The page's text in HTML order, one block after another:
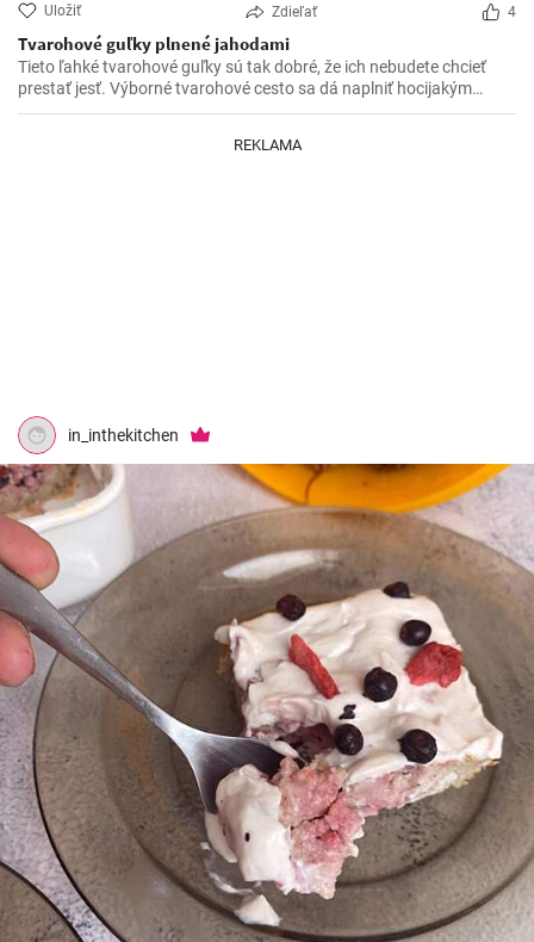
Uložiť Zdieľať 4
Tvarohové guľky plnené jahodami
Tieto ľahké tvarohové guľky sú tak dobré, že ich nebudete chcieť
prestať jesť. Výborné tvarohové cesto sa dá naplniť hocijakým
ovocím.
REKLAMA
in_inthekitchen